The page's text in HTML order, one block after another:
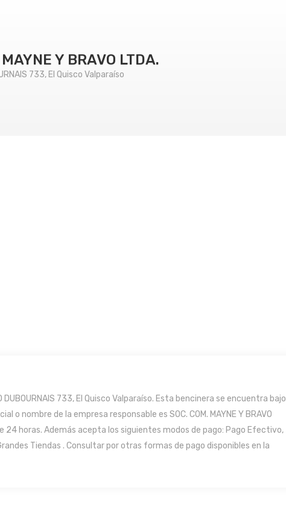
Y BRAVO LTDA.
733, El Quisco Valparaíso
DUBOURNAIS 733, El Quisco Valparaíso. Esta bencinera se encuentra bajo
o nombre de la empresa responsable es SOC. COM. MAYNE Y BRAVO
24 horas. Además acepta los siguientes modos de pago: Pago Efectivo,
Tiendas . Consultar por otras formas de pago disponibles en la